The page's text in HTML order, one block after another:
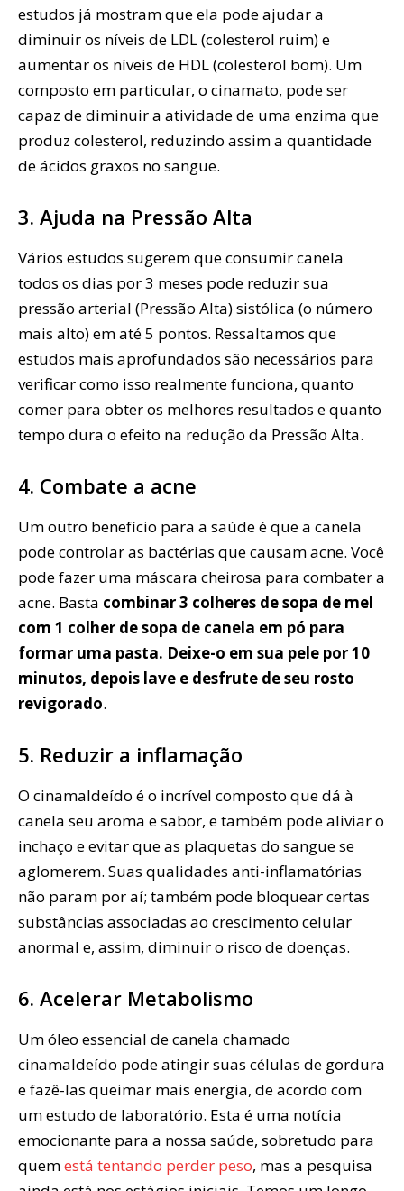
estudos já mostram que ela pode ajudar a
diminuir os níveis de LDL (colesterol ruim) e
aumentar os níveis de HDL (colesterol bom). Um
composto em particular, o cinamato, pode ser
capaz de diminuir a atividade de uma enzima que
produz colesterol, reduzindo assim a quantidade
de ácidos graxos no sangue.
3. Ajuda na Pressão Alta
Vários estudos sugerem que consumir canela
todos os dias por 3 meses pode reduzir sua
pressão arterial (Pressão Alta) sistólica (o número
mais alto) em até 5 pontos. Ressaltamos que
estudos mais aprofundados são necessários para
verificar como isso realmente funciona, quanto
comer para obter os melhores resultados e quanto
tempo dura o efeito na redução da Pressão Alta.
4. Combate a acne
Um outro benefício para a saúde é que a canela
pode controlar as bactérias que causam acne. Você
pode fazer uma máscara cheirosa para combater a
acne. Basta combinar 3 colheres de sopa de mel
com 1 colher de sopa de canela em pó para
formar uma pasta. Deixe-o em sua pele por 10
minutos, depois lave e desfrute de seu rosto
revigorado.
5. Reduzir a inflamação
O cinamaldeído é o incrível composto que dá à
canela seu aroma e sabor, e também pode aliviar o
inchaço e evitar que as plaquetas do sangue se
aglomerem. Suas qualidades anti-inflamatórias
não param por aí; também pode bloquear certas
substâncias associadas ao crescimento celular
anormal e, assim, diminuir o risco de doenças.
6. Acelerar Metabolismo
Um óleo essencial de canela chamado
cinamaldeído pode atingir suas células de gordura
e fazê-las queimar mais energia, de acordo com
um estudo de laboratório. Esta é uma notícia
emocionante para a nossa saúde, sobretudo para
quemestá tentando perder peso, mas a pesquisa